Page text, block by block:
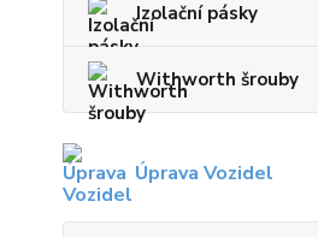
Izolační pásky
Withworth šrouby
Úprava Vozidel